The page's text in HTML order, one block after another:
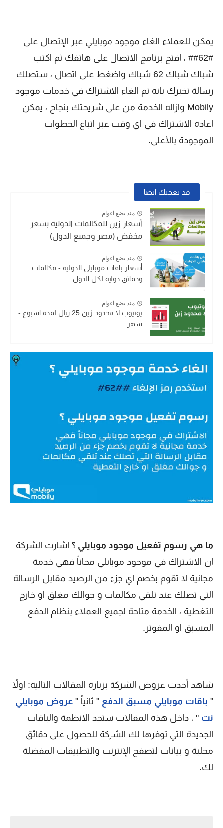
يمكن للعملاء الغاء موجود موبايلي عبر الإتصال على
#62## ، افتح برنامج الاتصال على هاتفك ثم اكتب
شباك شباك 62 شباك واضغط على اتصال ، ستصلك
رسالة تخبرك بانه تم الغاء الاشتراك في خدمات موجود
Mobily وازاله الخدمة من على شريحتك بنجاح ، يمكن
اعادة الاشتراك في اي وقت عبر اتباع الخطوات
الموجودة بالأعلى.
قد يعجبك ايضا
منذ بضع اعوام
أسعار زين للمكالمات الدولية بسعر
مخفض (مصر وجميع الدول)
منذ بضع اعوام
أسعار باقات موبايلي الدولية - مكالمات
ودقائق دولية لكل الدول
منذ بضع اعوام
يوتيوب لا محدود زين 25 ريال لمدة اسبوع -
شهر...
ما هي رسوم تفعيل موجود موبايلي ؟ اشارت الشركة
ان الاشتراك في موجود موبايلي مجاناً فهي خدمة
مجانية لا تقوم بخصم اي جزء من الرصيد مقابل الرسالة
التي تصلك عند تلقي مكالمات و جوالك مغلق او خارج
التغطية ، الخدمة متاحة لجميع العملاء بنظام الدفع
المسبق او المفوتر.
شاهد أحدث عروض الشركة بزيارة المقالات التالية: اولاً
" باقات موبايلي مسبق الدفع " ثانياً " عروض موبايلي
نت " ، داخل هذه المقالات ستجد الانظمة والباقات
الجديدة التي توفرها لك الشركة للحصول على دقائق
محلية و بيانات لتصفح الإنترنت والتطبيقات المفضلة
لك.